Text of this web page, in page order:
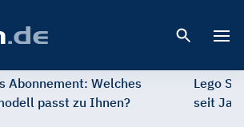
Abonnement: Welches
passt zu Ihnen?
Lego
seit